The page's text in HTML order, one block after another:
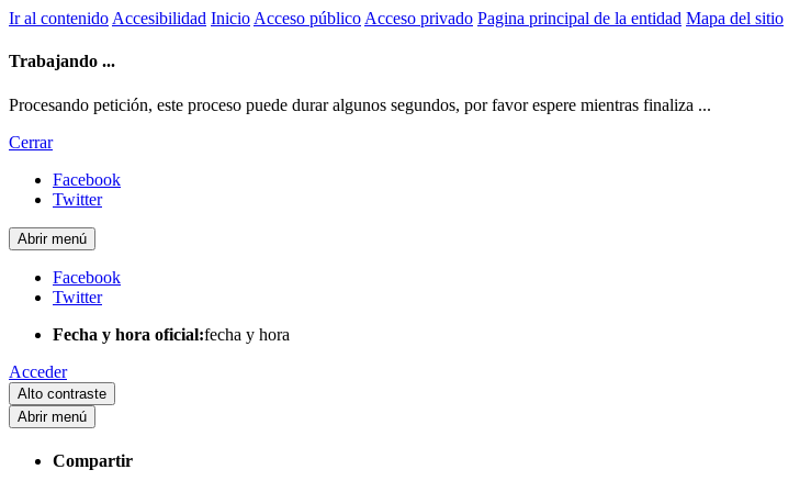
Ir al contenido Accesibilidad Inicio Acceso público Acceso privado Pagina principal de la entidad Mapa del sitio
Trabajando ...
Procesando petición, este proceso puede durar algunos segundos, por favor espere mientras finaliza ...
Cerrar
Facebook
Twitter
Abrir menú
Facebook
Twitter
Fecha y hora oficial:fecha y hora
Acceder
Alto contraste
Abrir menú
Compartir